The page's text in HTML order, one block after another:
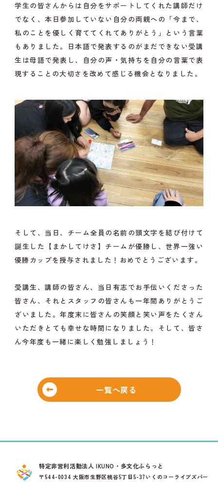
学生の皆さんからは自分をサポートしてくれた講師だけ
でなく、本日参加していない自分の両親への「今まで、
私のことを優しく育ててくれてありがとう」という言葉
もありました。日本語で発表するのがまだできない受講
生は母語で発表し、自分の声・気持ちを自分の言葉で表
現することの大切さを改めて感じる機会となりました。
そして、当日、チーム全員の名前の頭文字を結び付けて
誕生した【まかしてけさ】チームが優勝し、世界一強い
優勝カップを授与されました！おめでとうございます。
受講生、講師の皆さん、当日有志でお手伝いくださった
皆さん、それとスタッフの皆さんも一年間ありがとうご
ざいました。年度末に皆さんの笑顔と笑い声をたくさん
いただきとても幸せな時間になりました。そして、皆さ
ん今年度も一緒に楽しく勉強しましょう！
一覧へ戻る
特定非営利活動法人 IKUNO・多文化ふらっと
〒544-0034 大阪市生野区桃谷5丁目5-37いくのコーライブズパー